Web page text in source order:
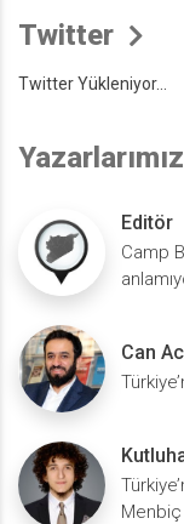
Twitter
Twitter Yükleniyor...
Yazarlarımız
Editör
Camp
Can